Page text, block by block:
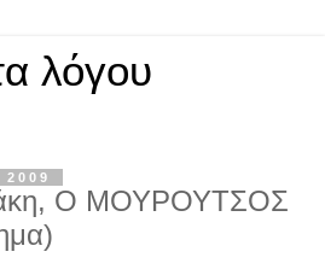
λόγου
Ο ΜΟΥΡΟΥΤΣΟΣ